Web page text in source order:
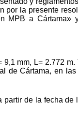
la presente
a Cártama»
mm, L= 2.772
de Cártama, en
de la fecha